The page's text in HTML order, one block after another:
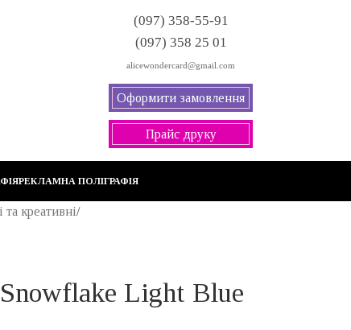
(097) 358-55-91
(097) 358 25 01
alicewondercard@gmail.com
Оформити замовлення
Прайс друку
РЕКЛАМНА ПОЛІГРАФІЯ
та креативні
Light Blue